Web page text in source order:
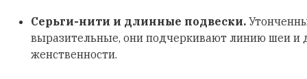
Серьги-нити и длинные подвески.
выразительные, они подчеркивают линию шеи и
женственности.